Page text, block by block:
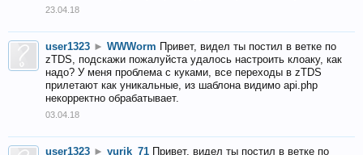
23.04.18
user1323 ► WWWorm Привет, видел ты постил в ветке по
zTDS, подскажи пожалуйста удалось настроить клоаку, как
надо? У меня проблема с куками, все переходы в zTDS
прилетают как уникальные, из шаблона видимо api.php
некорректно обрабатывает.
03.04.18
user1323 ► yurik_71 Привет, видел ты постил в ветке по